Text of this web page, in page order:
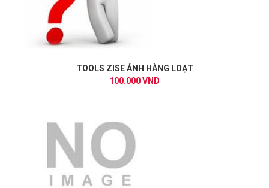
TOOLS ZISE ẢNH HÀNG LOẠT
100.000 VND